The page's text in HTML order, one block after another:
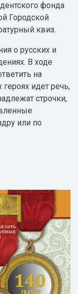
фонда
Городской
квиз.
о русских и
В ходе
на
идет речь,
строчки,
или по